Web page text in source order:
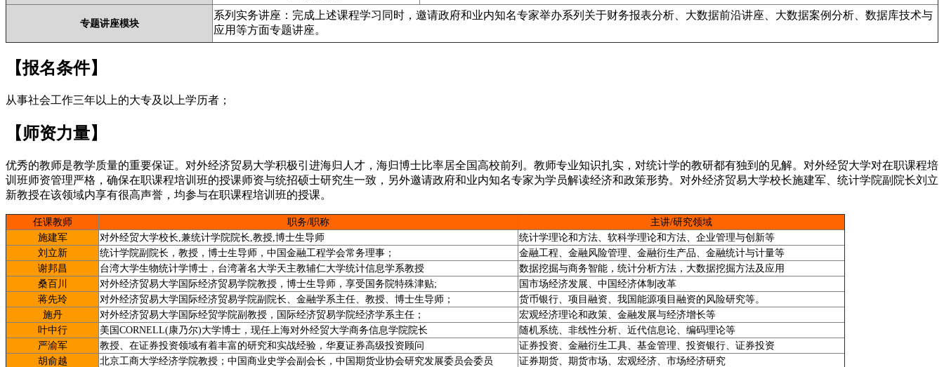
专题讲座模块
系列实务讲座：完成上述课程学习同时，邀请政府和业内知名专家举办系列关于财务报表分析、大数据前沿讲座、大数据案例分析、数据库技术与
应用等方面专题讲座。
【报名条件】
从事社会工作三年以上的大专及以上学历者；
【师资力量】
优秀的教师是教学质量的重要保证。对外经济贸易大学积极引进海归人才，海归博士比率居全国高校前列。教师专业知识扎实，对统计学的教研都有独到的见解。对外经贸大学对在职课程培
训班师资管理严格，确保在职课程培训班的授课师资与统招硕士研究生一致，另外邀请政府和业内知名专家为学员解读经济和政策形势。对外经济贸易大学校长施建军、统计学院副院长刘立
新教授在该领域内享有很高声誉，均参与在职课程培训班的授课。
任课教师 职务/职称
主讲/研究领域
施建军
对外经贸大学校长,兼统计学院院长,教授,博士生导师
统计学理论和方法、软科学理论和方法、企业管理与创新等
刘立新
统计学院副院长，教授，博士生导师，中国金融工程学会常务理事；
金融工程、金融风险管理、金融衍生产品、金融统计与计量等
谢邦昌
台湾大学生物统计学博士，台湾著名大学天主教辅仁大学统计信息学系教授
数据挖掘与商务智能，统计分析方法，大数据挖掘方法及应用
桑百川
对外经济贸易大学国际经济贸易学院教授，博士生导师，享受国务院特殊津贴;
国市场经济发展、中国经济体制改革
蒋先玲
对外经济贸易大学国际经济贸易学院副院长、金融学系主任、教授、博士生导师；
货币银行、项目融资、我国能源项目融资的风险研究等。
施丹
对外经济贸易大学国际经贸学院副教授，国际经济贸易学院经济学系主任；
宏观经济理论和政策、金融发展与经济增长等
叶中行
美国CORNELL(康乃尔)大学博士，现任上海对外经贸大学商务信息学院院长
随机系统、非线性分析、近代信息论、编码理论等
严渝军
教授、在证券投资领域有着丰富的研究和实战经验，华夏证券高级投资顾问
证券投资、金融衍生工具、基金管理、投资银行、证券投资
胡俞越
北京工商大学经济学院教授；中国商业史学会副会长，中国期货业协会研究发展委员会委员
证券期货、期货市场、宏观经济、市场经济研究